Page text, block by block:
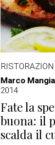
Marco
2014
Fate la
buona: il
scalda il